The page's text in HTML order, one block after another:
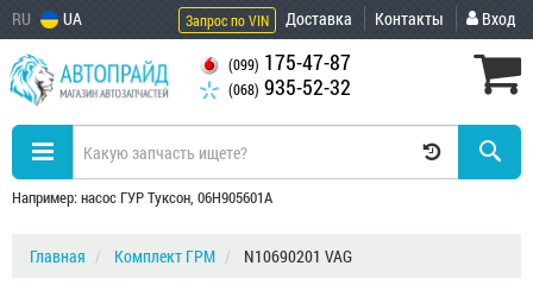
RU UA Запрос по VIN Доставка Контакты Вход
(099) 175-47-87
(068) 935-52-32
Например: насос ГУР Туксон, 06H905601A
Главная Комплект ГРМ N10690201 VAG